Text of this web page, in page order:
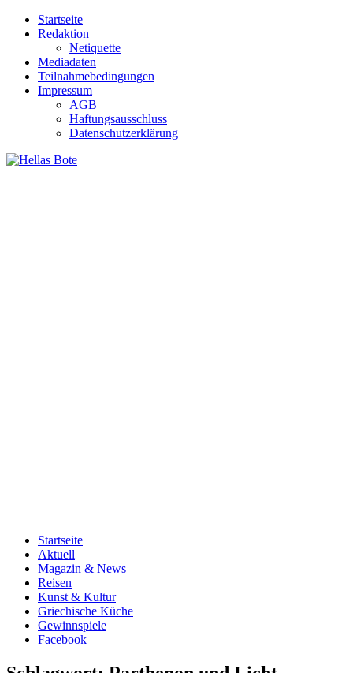
Zum
Inhalt
Startseite
Redaktion
Netiquette
Mediadaten
Teilnahmebedingungen
Impressum
AGB
Haftungsausschluss
Datenschutzerklärung
Startseite
Aktuell
Magazin & News
Reisen
Kunst & Kultur
Griechische Küche
Gewinnspiele
Facebook